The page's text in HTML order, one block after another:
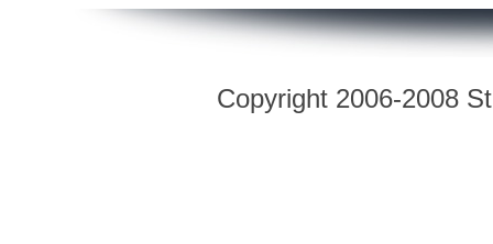
Copyright 2006-2008